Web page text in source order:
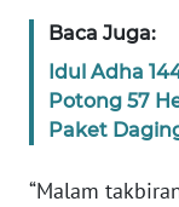
Baca Juga:
Idul Adha
Potong 57
Paket
“Malam
WN
RIAU
WN